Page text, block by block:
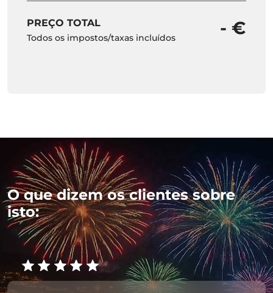
PREÇO TOTAL
Todos os impostos/taxas incluídos - €
O que dizem os clientes sobre
isto: